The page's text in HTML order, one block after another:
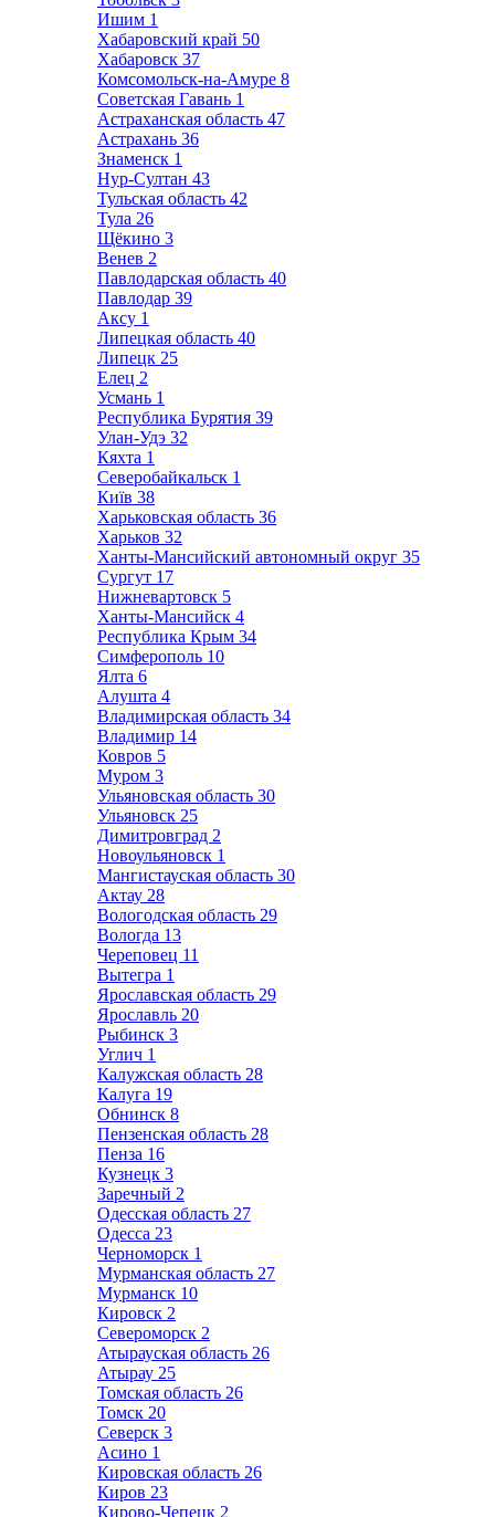
Ишим 1
Хабаровский край 50
Хабаровск 37
Комсомольск-на-Амуре 8
Советская Гавань 1
Астраханская область 47
Астрахань 36
Знаменск 1
Нур-Султан 43
Тульская область 42
Тула 26
Щёкино 3
Венев 2
Павлодарская область 40
Павлодар 39
Аксу 1
Липецкая область 40
Липецк 25
Елец 2
Усмань 1
Республика Бурятия 39
Улан-Удэ 32
Кяхта 1
Северобайкальск 1
Київ 38
Харьковская область 36
Харьков 32
Ханты-Мансийский автономный округ 35
Сургут 17
Нижневартовск 5
Ханты-Мансийск 4
Республика Крым 34
Симферополь 10
Ялта 6
Алушта 4
Владимирская область 34
Владимир 14
Ковров 5
Муром 3
Ульяновская область 30
Ульяновск 25
Димитровград 2
Новоульяновск 1
Мангистауская область 30
Актау 28
Вологодская область 29
Вологда 13
Череповец 11
Вытегра 1
Ярославская область 29
Ярославль 20
Рыбинск 3
Углич 1
Калужская область 28
Калуга 19
Обнинск 8
Пензенская область 28
Пенза 16
Кузнецк 3
Заречный 2
Одесская область 27
Одесса 23
Черноморск 1
Мурманская область 27
Мурманск 10
Кировск 2
Североморск 2
Атырауская область 26
Атырау 25
Томская область 26
Томск 20
Северск 3
Асино 1
Кировская область 26
Киров 23
Кирово-Чепецк 2